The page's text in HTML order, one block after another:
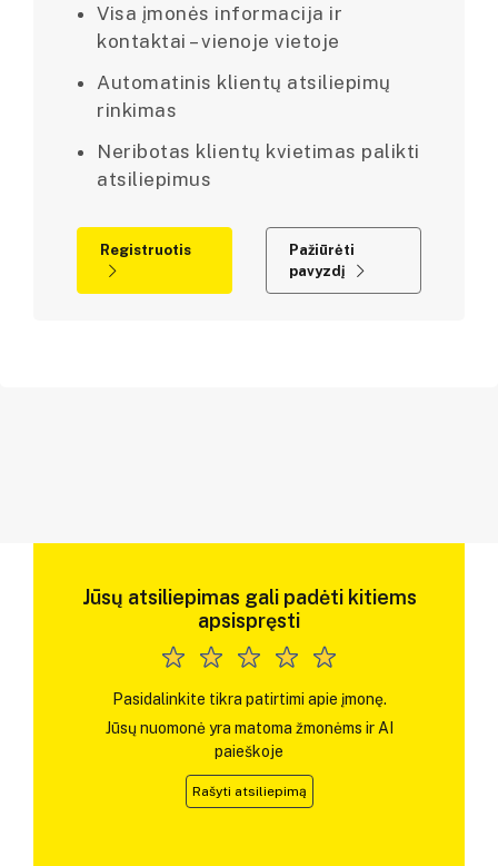
Visa įmonės informacija ir
kontaktai – vienoje vietoje
Automatinis klientų atsiliepimų
rinkimas
Neribotas klientų kvietimas palikti
atsiliepimus
Registruotis
Pažiūrėti
pavyzdį
Jūsų atsiliepimas gali padėti kitiems
apsispręsti
Pasidalinkite tikra patirtimi apie įmonę.
Jūsų nuomonė yra matoma žmonėms ir AI
paieškoje
Rašyti atsiliepimą